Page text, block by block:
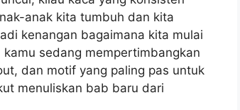
anak kita tumbuh dan kita
kenangan bagaimana kita mulai
sedang mempertimbangkan
dan motif yang paling pas untuk
menuliskan bab baru dari